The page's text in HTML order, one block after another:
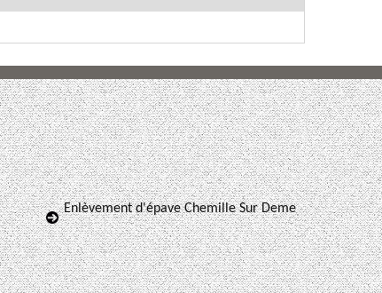
Enlèvement d'épave Chemille Sur Deme